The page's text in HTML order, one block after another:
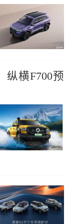
纵横F700预